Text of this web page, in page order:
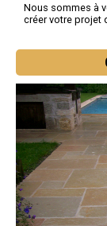
Nous sommes à
créer votre projet